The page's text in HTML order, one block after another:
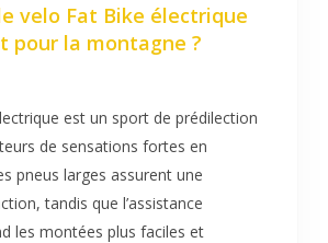
velo Fat Bike électrique
pour la montagne ?
est un sport de prédilection
de sensations fortes en
pneus larges assurent une
tandis que l’assistance
les montées plus faciles et